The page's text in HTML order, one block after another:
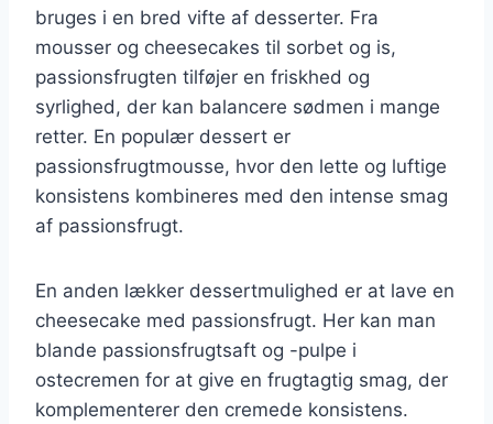
bruges i en bred vifte af desserter. Fra
mousser og cheesecakes til sorbet og is,
passionsfrugten tilføjer en friskhed og
syrlighed, der kan balancere sødmen i mange
retter. En populær dessert er
passionsfrugtmousse, hvor den lette og luftige
konsistens kombineres med den intense smag
af passionsfrugt.
En anden lækker dessertmulighed er at lave en
cheesecake med passionsfrugt. Her kan man
blande passionsfrugtsaft og -pulpe i
ostecremen for at give en frugtagtig smag, der
komplementerer den cremede konsistens.